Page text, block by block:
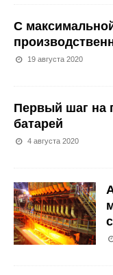
С
19 августа 2020
Первый шаг на
батарей
4 августа 2020